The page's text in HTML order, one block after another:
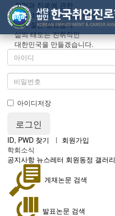
취업과 진로에 관한
다각적인 연구 개발을 통해
삶의 질은 풍요롭게
삶의 태도는 진취적인
대한민국을 만들겠습니다.
아이디저장
ID, PWD 찾기 ㅣ 회원가입
학회소식
공지사항 뉴스레터 회원동정 갤러리
게재논문 검색
발표논문 검색